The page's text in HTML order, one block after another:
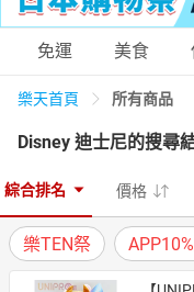
熱搜 床架
點數
熱搜 熱門
熱搜 微波
熱搜 平
熱搜 電子
熱搜 點數
熱搜 熱
購物網分類
居家生活 3C
免運 美食
樂天首頁 所有商品
Disney 迪士尼的搜尋
綜合排名 價格
樂TEN祭